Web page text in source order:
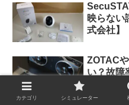
映らない
式会社】
ZOTAC
い？故障
カテゴリ シミュレーター